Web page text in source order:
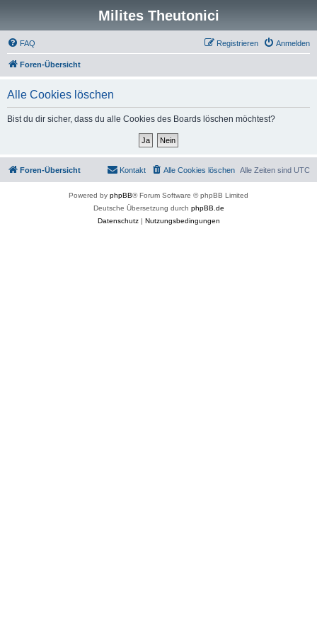
Milites Theutonici
FAQ Anmelden
Registrieren
Foren-Übersicht
Alle Cookies löschen
Bist du dir sicher, dass du alle Cookies des Boards löschen möchtest?
Foren-Übersicht Alle Zeiten sind UTC
Alle Cookies löschen
Kontakt
Powered by phpBB® Forum Software © phpBB Limited
Deutsche Übersetzung durch phpBB.de
Datenschutz| Nutzungsbedingungen